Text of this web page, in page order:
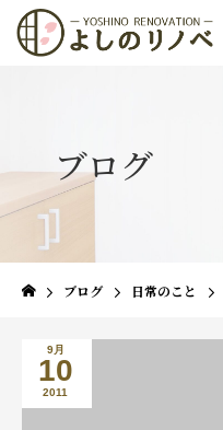
ブログ
ブログ 日常のこと
9月
10
2011